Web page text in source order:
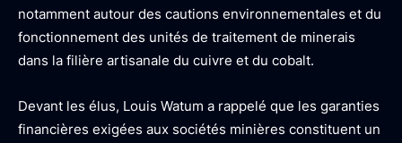
notamment autour des cautions environnementales et du
fonctionnement des unités de traitement de minerais
dans la filière artisanale du cuivre et du cobalt.
Devant les élus, Louis Watum a rappelé que les garanties
financières exigées aux sociétés minières constituent un